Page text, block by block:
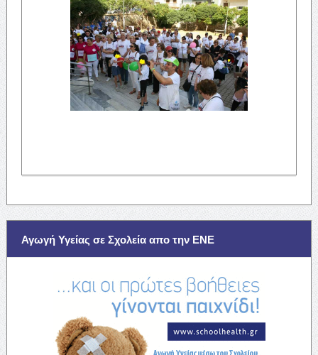
Αγωγή Υγείας σε Σχολεία απο την ΕΝΕ